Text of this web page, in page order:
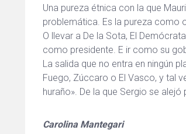
Una pureza étnica con la que
problemática. Es la pureza como
O llevar a De la Sota, El
como presidente. E ir como su
La salida que no entra en ningún
Fuego, Zúccaro o El Vasco, y tal
huraño». De la que Sergio se
Carolina Mantegari